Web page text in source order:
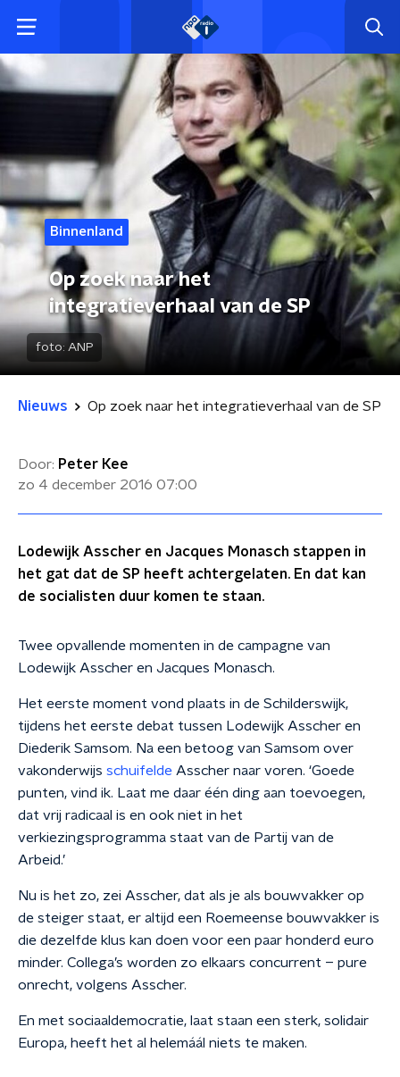
Binnenland
Op zoek naar het
integratieverhaal van de SP
foto: ANP
Nieuws Op zoek naar het integratieverhaal van de SP
Door: Peter Kee
zo 4 december 2016 07:00
Lodewijk Asscher en Jacques Monasch stappen in
het gat dat de SP heeft achtergelaten. En dat kan
de socialisten duur komen te staan.
Twee opvallende momenten in de campagne van
Lodewijk Asscher en Jacques Monasch.
Het eerste moment vond plaats in de Schilderswijk,
tijdens het eerste debat tussen Lodewijk Asscher en
Diederik Samsom. Na een betoog van Samsom over
vakonderwijs schuifelde Asscher naar voren. ‘Goede
punten, vind ik. Laat me daar één ding aan toevoegen,
dat vrij radicaal is en ook niet in het
verkiezingsprogramma staat van de Partij van de
Arbeid.’
Nu is het zo, zei Asscher, dat als je als bouwvakker op
de steiger staat, er altijd een Roemeense bouwvakker is
die dezelfde klus kan doen voor een paar honderd euro
minder. Collega’s worden zo elkaars concurrent – pure
onrecht, volgens Asscher.
En met sociaaldemocratie, laat staan een sterk, solidair
Europa, heeft het al helemáál niets te maken.